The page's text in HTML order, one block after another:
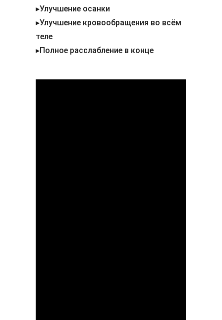
▸Улучшение осанки
▸Улучшение кровообращения во всём
теле
▸Полное расслабление в конце